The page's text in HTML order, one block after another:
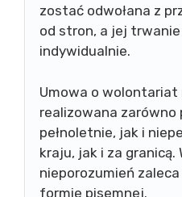
zostać odwołana z
od stron, a jej
indywidualnie.
Umowa o wolontariat
realizowana zarówno
pełnoletnie, jak i
kraju, jak i za granicą.
nieporozumień
formie pisemnej.